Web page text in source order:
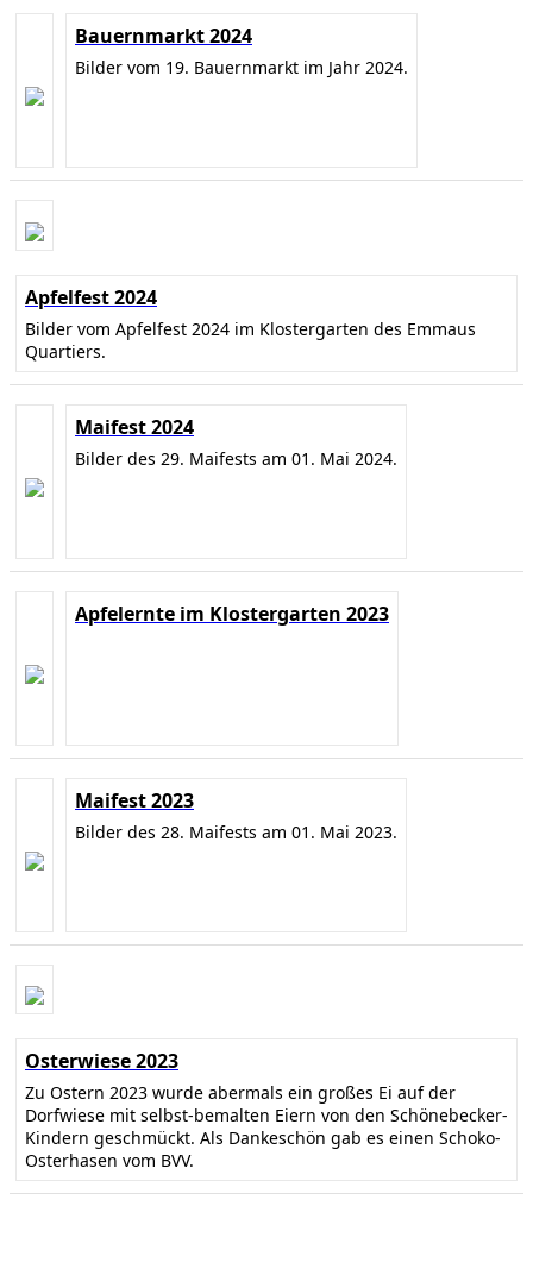
Bauernmarkt 2024
Bilder vom 19. Bauernmarkt im Jahr 2024.
Apfelfest 2024
Bilder vom Apfelfest 2024 im Klostergarten des Emmaus
Quartiers.
Maifest 2024
Bilder des 29. Maifests am 01. Mai 2024.
Apfelernte im Klostergarten 2023
Maifest 2023
Bilder des 28. Maifests am 01. Mai 2023.
Osterwiese 2023
Zu Ostern 2023 wurde abermals ein großes Ei auf der
Dorfwiese mit selbst-bemalten Eiern von den Schönebecker-
Kindern geschmückt. Als Dankeschön gab es einen Schoko-
Osterhasen vom BVV.